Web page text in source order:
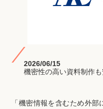
2026/06/15
機密性の高い資料制作
「機密情報を含むため外